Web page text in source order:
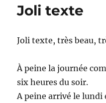
Joli texte
Joli texte, très beau,
À peine la journée
six heures du soir.
A peine arrivé le lundi